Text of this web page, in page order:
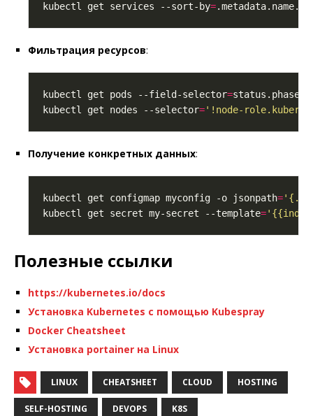
kubectl get services --sort-by=
Фильтрация ресурсов:
kubectl get pods --field-selector=status.phase
kubectl get nodes --selector='!node-
Получение конкретных данных:
kubectl get configmap myconfig -o jsonpath=
kubectl get secret my-secret --template='{{index
Полезные ссылки
https://kubernetes.io/docs
Установка Kubernetes с помощью Kubespray
Docker Cheatsheet
Установка portainer на Linux
LINUX CHEATSHEET CLOUD HOSTING
SELF-HOSTING DEVOPS K8S